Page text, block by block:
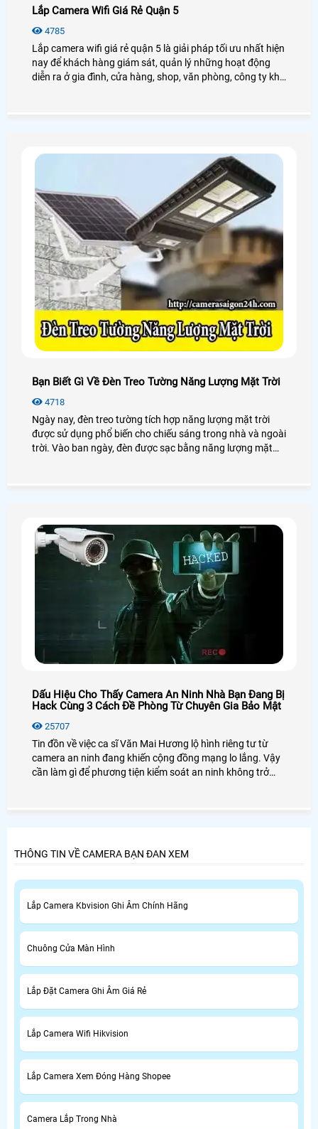
Lắp Camera Wifi Giá Rẻ Quận 5
4785
Lắp camera wifi giá rẻ quận 5 là giải pháp tối ưu nhất hiện
nay để khách hàng giám sát, quản lý những hoạt động
diễn ra ở gia đình, cửa hàng, shop, văn phòng, công ty khi
Bạn Biết Gì Về Đèn Treo Tường Năng Lượng Mặt Trời
4718
Ngày nay, đèn treo tường tích hợp năng lượng mặt trời
được sử dụng phổ biến cho chiếu sáng trong nhà và ngoài
trời. Vào ban ngày, đèn được sạc bằng năng lượng mặt
Dấu Hiệu Cho Thấy Camera An Ninh Nhà Bạn Đang Bị
Hack Cùng 3 Cách Đề Phòng Từ Chuyên Gia Bảo Mật
25707
Tin đồn về việc ca sĩ Văn Mai Hương lộ hình riêng tư từ
camera an ninh đang khiến cộng đồng mạng lo lắng. Vậy
cần làm gì để phương tiện kiểm soát an ninh không trở
THÔNG TIN VỀ CAMERA BẠN ĐAN XEM
Lắp Camera Kbvision Ghi Âm Chính Hãng
Chuông Cửa Màn Hình
Lắp Đặt Camera Ghi Âm Giá Rẻ
Lắp Camera Wifi Hikvision
Lắp Camera Xem Đóng Hàng Shopee
Camera Lắp Trong Nhà